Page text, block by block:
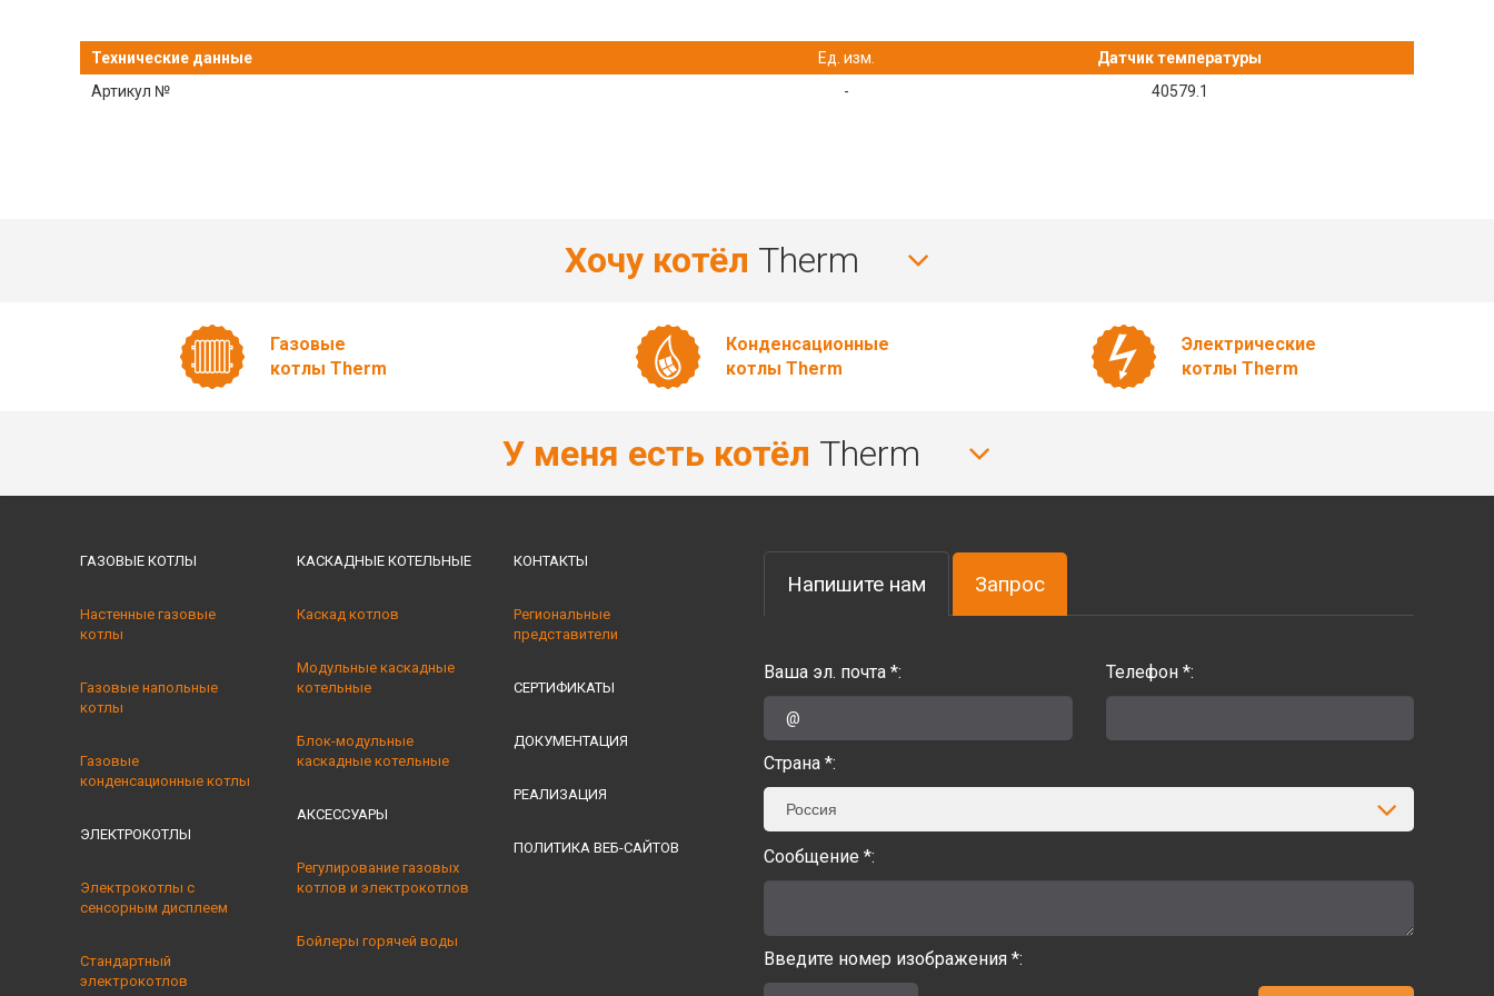
Технические данные Ед. изм.
Датчик температуры
Артикул №
- 40579.1
Хочу котёл Therm
Газовые
котлы Therm
Конденсационные
котлы Therm
Электрические
котлы Therm
У меня есть котёл Therm
ГАЗОВЫЕ КОТЛЫ
Настенные газовые
котлы
Газовые напольные
котлы
Газовые
конденсационные котлы
ЭЛЕКТРОКОТЛЫ
Электрокотлы с
сенсорным дисплеем
Стандартный
электрокотлов
КАСКАДНЫЕ КОТЕЛЬНЫE
Каскад котлов
Модульные каскадные
котельные
Блок-модульные
каскадные котельные
АКСЕССУАРЫ
Регулирование газовых
котлов и электрокотлов
Бойлеры горячей воды
КОНТАКТЫ
Региональные
представители
СЕРТИФИКАТЫ
ДОКУМЕНТАЦИЯ
РЕАЛИЗАЦИЯ
ПОЛИТИКА ВЕБ-САЙТОВ
Напишите нам Запрос
Ваша эл. почта *: Телефон *:
Страна *:
Россия
Сообщение *:
Введите номер изображения *: